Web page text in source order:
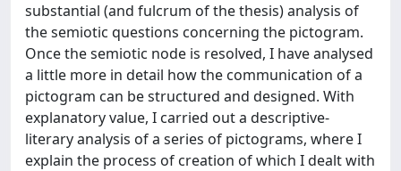
substantial (and fulcrum of the thesis) analysis of
the semiotic questions concerning the pictogram.
Once the semiotic node is resolved, I have analysed
a little more in detail how the communication of a
pictogram can be structured and designed. With
explanatory value, I carried out a descriptive-
literary analysis of a series of pictograms, where I
explain the process of creation of which I dealt with